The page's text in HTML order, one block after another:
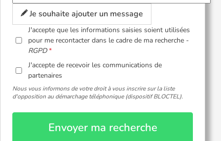
Je souhaite ajouter un message
J'accepte que les informations saisies soient utilisées
pour me recontacter dans le cadre de ma recherche -
RGPD
J'accepte de recevoir les communications de
partenaires
Nous vous informons de votre droit à vous inscrire sur la liste
d'opposition au démarchage téléphonique (dispositif BLOCTEL).
Envoyer ma recherche